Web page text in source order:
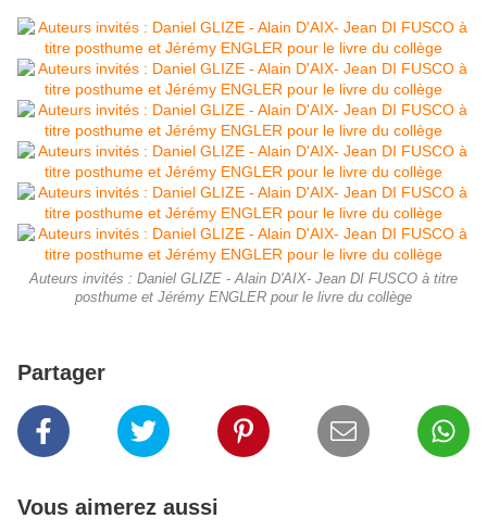
Auteurs invités : Daniel GLIZE - Alain D'AIX- Jean DI FUSCO à titre
posthume et Jérémy ENGLER pour le livre du collège
Partager
Vous aimerez aussi